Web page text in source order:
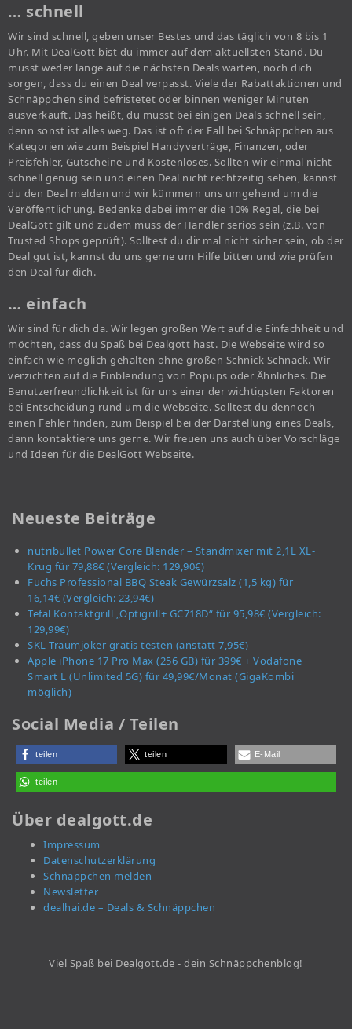
… schnell
Wir sind schnell, geben unser Bestes und das täglich von 8 bis 1
Uhr. Mit DealGott bist du immer auf dem aktuellsten Stand. Du
musst weder lange auf die nächsten Deals warten, noch dich
sorgen, dass du einen Deal verpasst. Viele der Rabattaktionen und
Schnäppchen sind befristetet oder binnen weniger Minuten
ausverkauft. Das heißt, du musst bei einigen Deals schnell sein,
denn sonst ist alles weg. Das ist oft der Fall bei Schnäppchen aus
Kategorien wie zum Beispiel Handyverträge, Finanzen, oder
Preisfehler, Gutscheine und Kostenloses. Sollten wir einmal nicht
schnell genug sein und einen Deal nicht rechtzeitig sehen, kannst
du den Deal melden und wir kümmern uns umgehend um die
Veröffentlichung. Bedenke dabei immer die 10% Regel, die bei
DealGott gilt und zudem muss der Händler seriös sein (z.B. von
Trusted Shops geprüft). Solltest du dir mal nicht sicher sein, ob der
Deal gut ist, kannst du uns gerne um Hilfe bitten und wie prüfen
den Deal für dich.
… einfach
Wir sind für dich da. Wir legen großen Wert auf die Einfachheit und
möchten, dass du Spaß bei Dealgott hast. Die Webseite wird so
einfach wie möglich gehalten ohne großen Schnick Schnack. Wir
verzichten auf die Einblendung von Popups oder Ähnliches. Die
Benutzerfreundlichkeit ist für uns einer der wichtigsten Faktoren
bei Entscheidung rund um die Webseite. Solltest du dennoch
einen Fehler finden, zum Beispiel bei der Darstellung eines Deals,
dann kontaktiere uns gerne. Wir freuen uns auch über Vorschläge
und Ideen für die DealGott Webseite.
Neueste Beiträge
nutribullet Power Core Blender – Standmixer mit 2,1L XL-
Krug für 79,88€ (Vergleich: 129,90€)
Fuchs Professional BBQ Steak Gewürzsalz (1,5 kg) für
16,14€ (Vergleich: 23,94€)
Tefal Kontaktgrill „Optigrill+ GC718D“ für 95,98€ (Vergleich:
129,99€)
SKL Traumjoker gratis testen (anstatt 7,95€)
Apple iPhone 17 Pro Max (256 GB) für 399€ + Vodafone
Smart L (Unlimited 5G) für 49,99€/Monat (GigaKombi
möglich)
Social Media / Teilen
teilen teilen E-Mail
teilen
Über dealgott.de
Impressum
Datenschutzerklärung
Schnäppchen melden
Newsletter
dealhai.de – Deals & Schnäppchen
Viel Spaß bei Dealgott.de - dein Schnäppchenblog!